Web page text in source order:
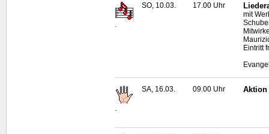
SO, 10.03. 17.00 Uhr
mit
Eintritt
.
SA, 16.03. 09.00 Uhr Aktion